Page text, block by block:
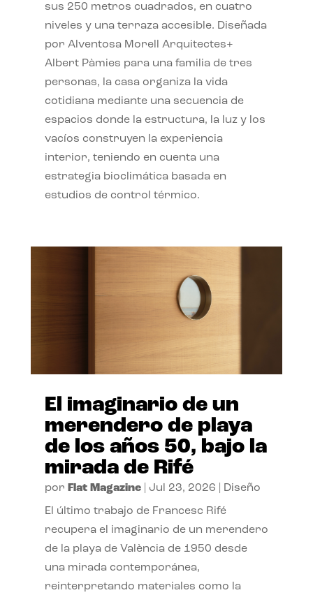
sus 250 metros cuadrados, en cuatro
niveles y una terraza accesible. Diseñada
por Alventosa Morell Arquitectes+
Albert Pàmies para una familia de tres
personas, la casa organiza la vida
cotidiana mediante una secuencia de
espacios donde la estructura, la luz y los
vacíos construyen la experiencia
interior, teniendo en cuenta una
estrategia bioclimática basada en
estudios de control térmico.
El imaginario de un
merendero de playa
de los años 50, bajo la
mirada de Rifé
por Flat Magazine| Jul 23, 2026 Diseño
El último trabajo de Francesc Rifé
recupera el imaginario de un merendero
de la playa de València de 1950 desde
una mirada contemporánea,
reinterpretando materiales como la